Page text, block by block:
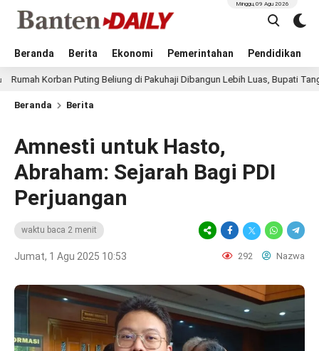
Beranda Berita Ekonomi Pemerintahan Pendidikan
Minggu, 09 Agu 2026
Puting Beliung di Pakuhaji Dibangun Lebih Luas, Bupati Tangerang:
Beranda Berita
Amnesti untuk Hasto,
Abraham: Sejarah Bagi PDI
Perjuangan
waktu baca 2 menit
Jumat, 1 Agu 2025 10:53 292 Nazwa